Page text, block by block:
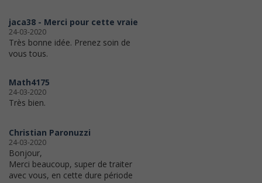
jaca38 - Merci pour cette vraie
24-03-2020
Très bonne idée. Prenez soin de
vous tous.
Math4175
24-03-2020
Très bien.
Christian Paronuzzi
24-03-2020
Bonjour,
Merci beaucoup, super de traiter
avec vous, en cette dure période